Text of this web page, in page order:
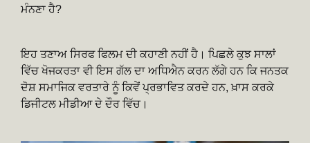
ਮੰਨਣਾ ਹੈ?
ਇਹ ਤਣਾਅ ਸਿਰਫ ਫਿਲਮ ਦੀ ਕਹਾਣੀ ਨਹੀਂ ਹੈ। ਪਿਛਲੇ ਕੁਝ ਸਾਲਾਂ
ਵਿੱਚ ਖੋਜਕਰਤਾ ਵੀ ਇਸ ਗੱਲ ਦਾ ਅਧਿਐਨ ਕਰਨ ਲੱਗੇ ਹਨ ਕਿ ਜਨਤਕ
ਦੋਸ਼ ਸਮਾਜਿਕ ਵਰਤਾਰੇ ਨੂੰ ਕਿਵੇਂ ਪ੍ਰਭਾਵਿਤ ਕਰਦੇ ਹਨ, ਖ਼ਾਸ ਕਰਕੇ
ਡਿਜੀਟਲ ਮੀਡੀਆ ਦੇ ਦੌਰ ਵਿੱਚ।